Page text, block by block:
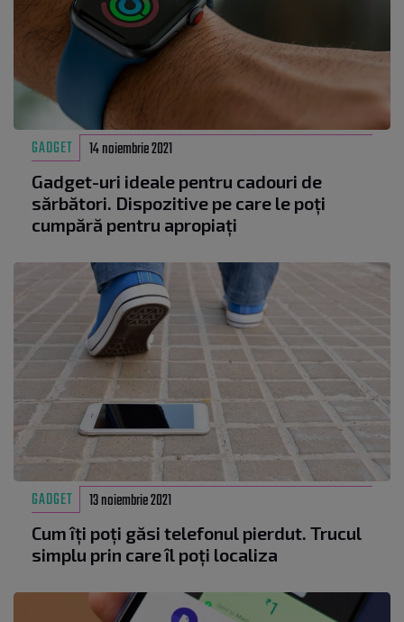
GADGET 14 noiembrie 2021
Gadget-uri ideale pentru cadouri de
sărbători. Dispozitive pe care le poți
cumpără pentru apropiați
GADGET 13 noiembrie 2021
Cum îți poți găsi telefonul pierdut. Trucul
simplu prin care îl poți localiza